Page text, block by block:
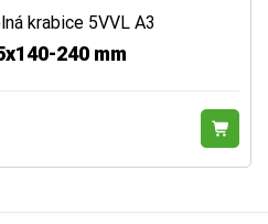
krabice 5VVL A3
240 mm